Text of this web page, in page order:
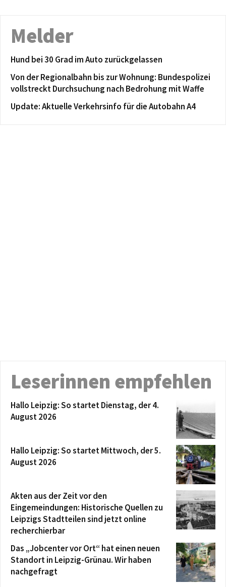
Melder
Hund bei 30 Grad im Auto zurückgelassen
Von der Regionalbahn bis zur Wohnung: Bundespolizei
vollstreckt Durchsuchung nach Bedrohung mit Waffe
Update: Aktuelle Verkehrsinfo für die Autobahn A4
Leserinnen empfehlen
Hallo Leipzig: So startet Dienstag, der 4.
August 2026
Hallo Leipzig: So startet Mittwoch, der 5.
August 2026
Akten aus der Zeit vor den
Eingemeindungen: Historische Quellen zu
Leipzigs Stadtteilen sind jetzt online
recherchierbar
Das „Jobcenter vor Ort“ hat einen neuen
Standort in Leipzig-Grünau. Wir haben
nachgefragt